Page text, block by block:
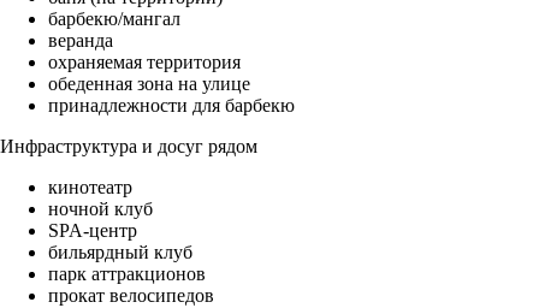
барбекю/мангал
веранда
охраняемая территория
обеденная зона на улице
принадлежности для барбекю
Инфраструктура и досуг рядом
кинотеатр
ночной клуб
SPA-центр
бильярдный клуб
парк аттракционов
прокат велосипедов